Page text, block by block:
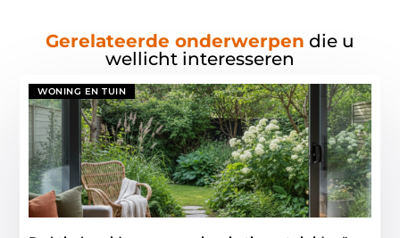
Gerelateerde onderwerpen die u
wellicht interesseren
WONING EN TUIN